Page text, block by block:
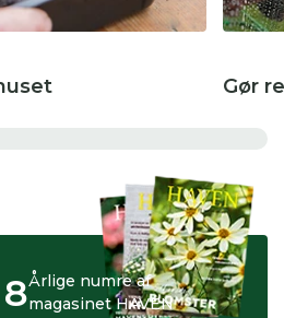
Gør
Årlige numre af
magasinet HAVEN
8